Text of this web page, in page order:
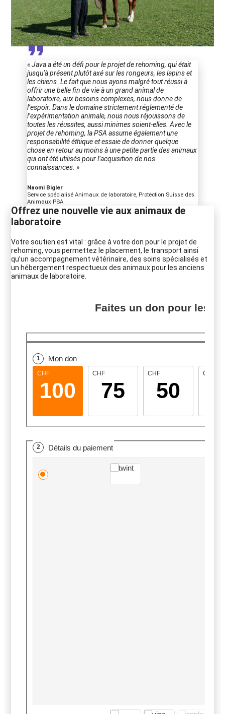
« Java a été un défi pour le projet de rehoming, qui était
jusqu’à présent plutôt axé sur les rongeurs, les lapins et
les chiens. Le fait que nous ayons malgré tout réussi à
offrir une belle fin de vie à un grand animal de
laboratoire, aux besoins complexes, nous donne de
l’espoir. Dans le domaine strictement réglementé de
l’expérimentation animale, nous nous réjouissons de
toutes les réussites, aussi minimes soient-elles. Avec le
projet de rehoming, la PSA assume également une
responsabilité éthique et essaie de donner quelque
chose en retour au moins à une petite partie des animaux
qui ont été utilisés pour l’acquisition de nos
connaissances. »
Naomi Bigler
Service spécialisé Animaux de laboratoire, Protection Suisse des
Animaux PSA
Offrez une nouvelle vie aux animaux de
laboratoire
Votre soutien est vital : grâce à votre don pour le projet de
rehoming, vous permettez le placement, le transport ainsi
qu’un accompagnement vétérinaire, des soins spécialisés et
un hébergement respectueux des animaux pour les anciens
animaux de laboratoire.